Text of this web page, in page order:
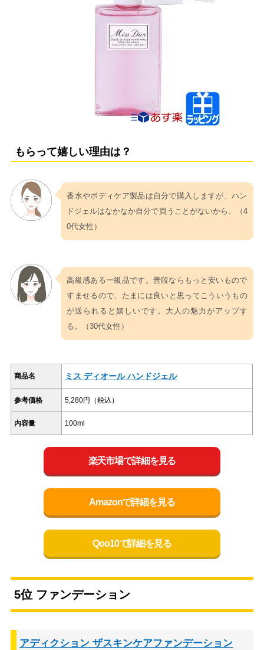
もらって嬉しい理由は？
香水やボディケア製品は自分で購入しますが、ハン
ドジェルはなかなか自分で買うことがないから。（4
0代女性）
高級感ある一級品です。普段ならもっと安いもので
すませるので、たまには良いと思ってこういうもの
が送られると嬉しいです。大人の魅力がアップす
る。（30代女性）
商品名 ミス ディオール ハンドジェル
参考価格 5,280円（税込）
内容量 100ml
楽天市場で詳細を見る
Amazonで詳細を見る
Qoo10で詳細を見る
5位 ファンデーション
アディクション ザスキンケアファンデーション